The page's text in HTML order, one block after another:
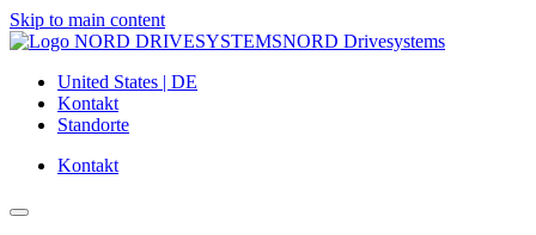
Skip to main content
NORD Drivesystems
United States | DE
Kontakt
Standorte
Kontakt